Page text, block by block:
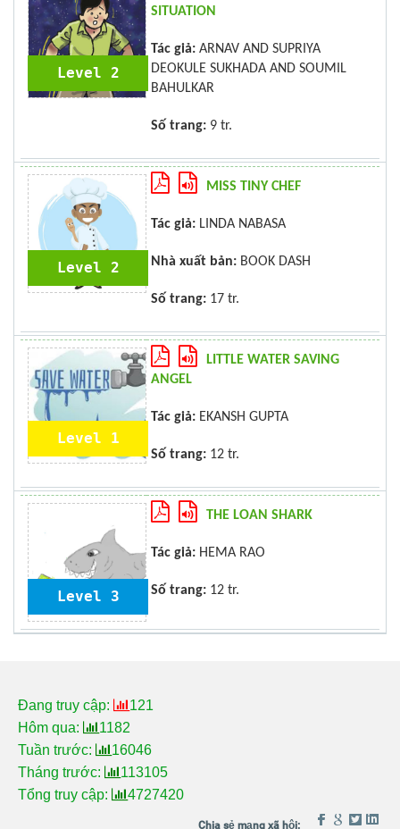
Level 2
SITUATION
Tác giả: ARNAV AND SUPRIYA
DEOKULE SUKHADA AND SOUMIL
BAHULKAR
Số trang: 9 tr.
Level 2
MISS TINY CHEF
Tác giả: LINDA NABASA
Nhà xuất bản: BOOK DASH
Số trang: 17 tr.
Level 1
LITTLE WATER SAVING
ANGEL
Tác giả: EKANSH GUPTA
Số trang: 12 tr.
Level 3
THE LOAN SHARK
Tác giả: HEMA RAO
Số trang: 12 tr.
Đang truy cập:
121
Hôm qua:
1182
Tuần trước:
16046
Tháng trước:
113105
Tổng truy cập:
4727420